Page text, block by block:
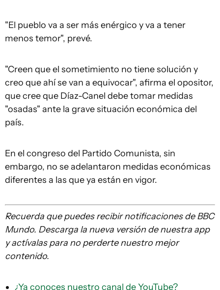
"El pueblo va a ser más enérgico y va a tener
menos temor", prevé.
"Creen que el sometimiento no tiene solución y
creo que ahí se van a equivocar", afirma el opositor,
que cree que Díaz-Canel debe tomar medidas
"osadas" ante la grave situación económica del
país.
En el congreso del Partido Comunista, sin
embargo, no se adelantaron medidas económicas
diferentes a las que ya están en vigor.
Recuerda quepuedes recibir notificaciones de BBC
Mundo. Descarga la nueva versión de nuestra app
y actívalas para no perderte nuestro mejor
contenido.
¿Ya conoces nuestro canal de YouTube?